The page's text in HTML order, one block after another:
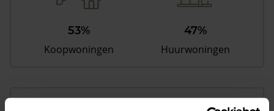
53%
Koopwoningen
47%
Huurwoningen